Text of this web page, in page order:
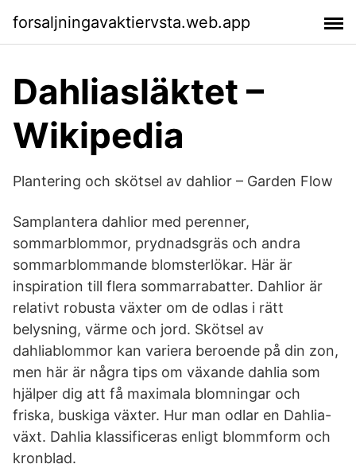
forsaljningavaktiervsta.web.app
Dahliasläktet –
Wikipedia
Plantering och skötsel av dahlior – Garden Flow
Samplantera dahlior med perenner,
sommarblommor, prydnadsgräs och andra
sommarblommande blomsterlökar. Här är
inspiration till flera sommarrabatter. Dahlior är
relativt robusta växter om de odlas i rätt
belysning, värme och jord. Skötsel av
dahliablommor kan variera beroende på din zon,
men här är några tips om växande dahlia som
hjälper dig att få maximala blomningar och
friska, buskiga växter. Hur man odlar en Dahlia-
växt. Dahlia klassificeras enligt blommform och
kronblad.